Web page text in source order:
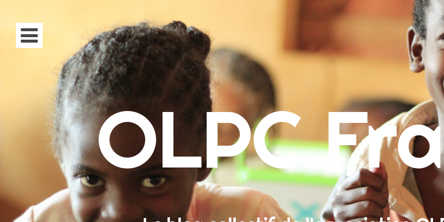
Accueil
À propos
Mission & Contact
Faire un don
Recherche :
OLPC